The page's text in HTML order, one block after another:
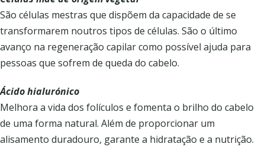
São células mestras que dispõem da capacidade de se
transformarem noutros tipos de células. São o último
avanço na regeneração capilar como possível ajuda para
pessoas que sofrem de queda do cabelo.
Ácido hialurónico
Melhora a vida dos folículos e fomenta o brilho do cabelo
de uma forma natural. Além de proporcionar um
alisamento duradouro, garante a hidratação e a nutrição.